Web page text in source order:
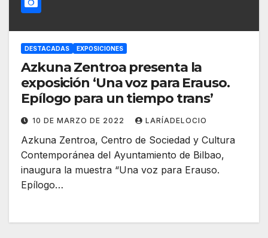
DESTACADAS EXPOSICIONES
Azkuna Zentroa presenta la
exposición ‘Una voz para Erauso.
Epílogo para un tiempo trans’
10 DE MARZO DE 2022 LARÍADELOCIO
Azkuna Zentroa, Centro de Sociedad y Cultura
Contemporánea del Ayuntamiento de Bilbao,
inaugura la muestra “Una voz para Erauso.
Epílogo…